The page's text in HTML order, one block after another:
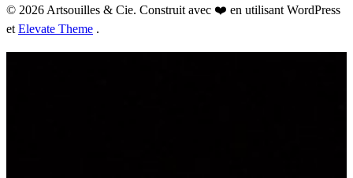
© 2026 Artsouilles & Cie. Construit avec ❤️ en utilisant WordPress
et Elevate Theme .